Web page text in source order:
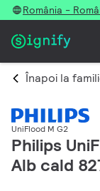
România -
Înapoi la
UniFlood M G2
Philips
Alb cald